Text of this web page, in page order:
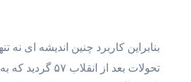
بنابراین کاربرد چنین اندیشه ای نه
تحولات بعد از